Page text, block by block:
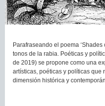
Parafraseando el poema ‘Shades
tonos de la rabia. Poéticas y
de 2019) se propone como una
artísticas, poéticas y políticas que
dimensión histórica y